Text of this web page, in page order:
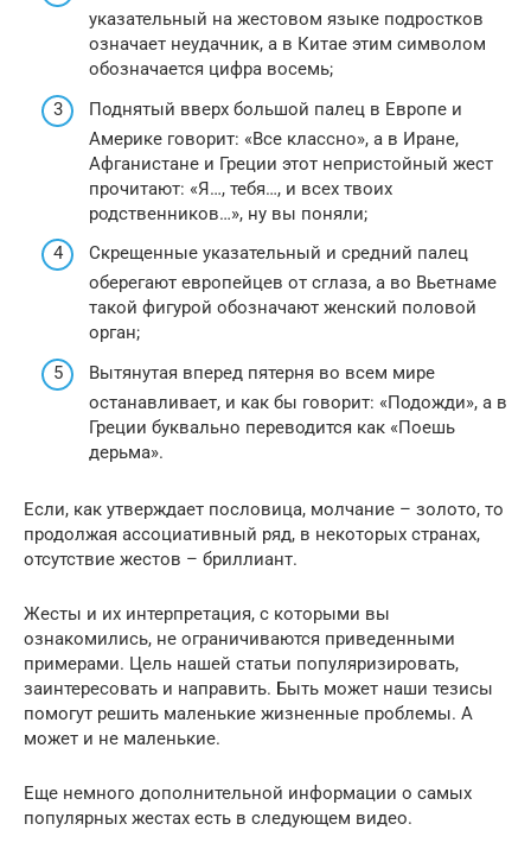
указательный на жестовом языке подростков
означает неудачник, а в Китае этим символом
обозначается цифра восемь;
Поднятый вверх большой палец в Европе и
Америке говорит: «Все классно», а в Иране,
Афганистане и Греции этот непристойный жест
прочитают: «Я…, тебя…, и всех твоих
родственников…», ну вы поняли;
Скрещенные указательный и средний палец
оберегают европейцев от сглаза, а во Вьетнаме
такой фигурой обозначают женский половой
орган;
Вытянутая вперед пятерня во всем мире
останавливает, и как бы говорит: «Подожди», а в
Греции буквально переводится как «Поешь
дерьма».
Если, как утверждает пословица, молчание – золото, то
продолжая ассоциативный ряд, в некоторых странах,
отсутствие жестов – бриллиант.
Жесты и их интерпретация, с которыми вы
ознакомились, не ограничиваются приведенными
примерами. Цель нашей статьи популяризировать,
заинтересовать и направить. Быть может наши тезисы
помогут решить маленькие жизненные проблемы. А
может и не маленькие.
Еще немного дополнительной информации о самых
популярных жестах есть в следующем видео.